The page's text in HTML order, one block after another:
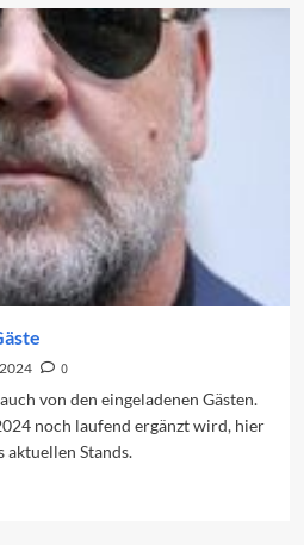
0
von den eingeladenen Gästen.
noch laufend ergänzt wird, hier
aktuellen Stands.